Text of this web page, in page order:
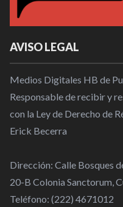
AVISO LEGAL
Medios Digitales HB de
Responsable de recibir y
con la Ley de Derecho de
Erick Becerra
Dirección: Calle Bosques
20-B Colonia Sanctorum,
Teléfono: (222) 4671012